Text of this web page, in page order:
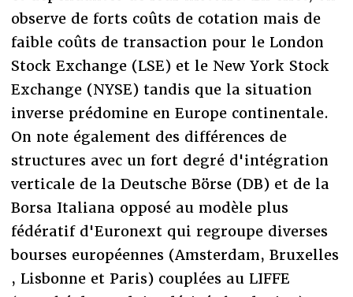
observe de forts coûts de cotation mais de
faible coûts de transaction pour le London
Stock Exchange (LSE) et le New York Stock
Exchange (NYSE) tandis que la situation
inverse prédomine en Europe continentale.
On note également des différences de
structures avec un fort degré d'intégration
verticale de la Deutsche Börse (DB) et de la
Borsa Italiana opposé au modèle plus
fédératif d'Euronext qui regroupe diverses
bourses européennes (Amsterdam, Bruxelles
, Lisbonne et Paris) couplées au LIFFE